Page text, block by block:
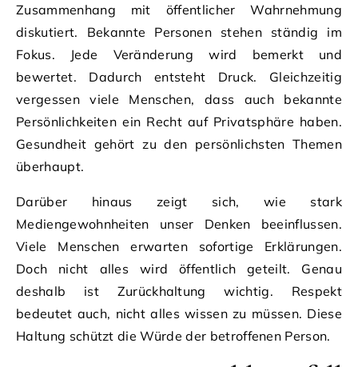
Zusammenhang mit öffentlicher Wahrnehmung
diskutiert. Bekannte Personen stehen ständig im
Fokus. Jede Veränderung wird bemerkt und
bewertet. Dadurch entsteht Druck. Gleichzeitig
vergessen viele Menschen, dass auch bekannte
Persönlichkeiten ein Recht auf Privatsphäre haben.
Gesundheit gehört zu den persönlichsten Themen
überhaupt.
Darüber hinaus zeigt sich, wie stark
Mediengewohnheiten unser Denken beeinflussen.
Viele Menschen erwarten sofortige Erklärungen.
Doch nicht alles wird öffentlich geteilt. Genau
deshalb ist Zurückhaltung wichtig. Respekt
bedeutet auch, nicht alles wissen zu müssen. Diese
Haltung schützt die Würde der betroffenen Person.